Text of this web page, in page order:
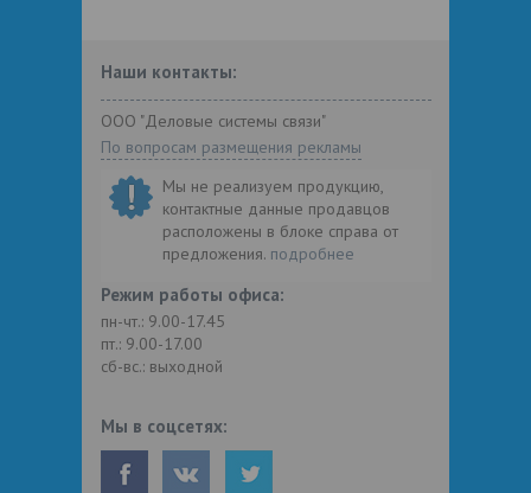
Наши контакты:
ООО "Деловые системы связи"
По вопросам размещения рекламы
Мы не реализуем продукцию,
контактные данные продавцов
расположены в блоке справа от
предложения. подробнее
Режим работы офиса:
пн-чт.: 9.00-17.45
пт.: 9.00-17.00
сб-вс.: выходной
Мы в соцсетях: